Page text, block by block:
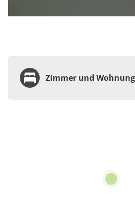
Zimmer und
pro